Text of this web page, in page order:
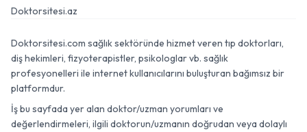
Doktorsitesi.az
Doktorsitesi.com sağlık sektöründe hizmet veren tıp doktorları,
diş hekimleri, fizyoterapistler, psikologlar vb. sağlık
profesyonelleri ile internet kullanıcılarını buluşturan bağımsız bir
platformdur.
İş bu sayfada yer alan doktor/uzman yorumları ve
değerlendirmeleri, ilgili doktorun/uzmanın doğrudan veya dolaylı